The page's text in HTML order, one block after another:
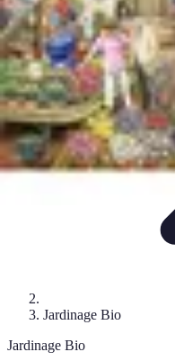
Jardinage Bio
Jardinage Bio